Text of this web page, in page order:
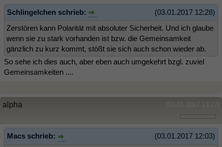
(03.01.2017 12:28)
Schlingelchen schrieb:
Zerstören kann Polarität mit absoluter Sicherheit. Und ich glaube
wenn sie zu stark vorhanden ist bzw. die Gemeinsamkeit
gänzlich zu kurz kommt, stößt sie sich auch schon wieder ab.
So sehe ich dies auch, aber eben auch umgekehrt bzgl. zuviel
Gemeinsamkeiten ....
(03.01.2017 13:27)
alpha
(03.01.2017 12:03)
Macs schrieb: